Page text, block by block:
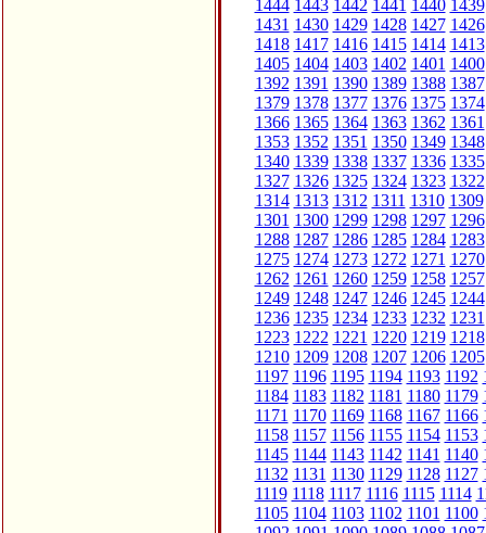
1444 1443 1442 1441 1440 1439
1431 1430 1429 1428 1427 1426
1418 1417 1416 1415 1414 1413
1405 1404 1403 1402 1401 1400
1392 1391 1390 1389 1388 1387
1379 1378 1377 1376 1375 1374
1366 1365 1364 1363 1362 1361
1353 1352 1351 1350 1349 1348
1340 1339 1338 1337 1336 1335
1327 1326 1325 1324 1323 1322
1314 1313 1312 1311 1310 1309
1301 1300 1299 1298 1297 1296
1288 1287 1286 1285 1284 1283
1275 1274 1273 1272 1271 1270
1262 1261 1260 1259 1258 1257
1249 1248 1247 1246 1245 1244
1236 1235 1234 1233 1232 1231
1223 1222 1221 1220 1219 1218
1210 1209 1208 1207 1206 1205
1197 1196 1195 1194 1193 1192
1184 1183 1182 1181 1180 1179
1171 1170 1169 1168 1167 1166
1158 1157 1156 1155 1154 1153
1145 1144 1143 1142 1141 1140
1132 1131 1130 1129 1128 1127
1119 1118 1117 1116 1115 1114
1105 1104 1103 1102 1101 1100